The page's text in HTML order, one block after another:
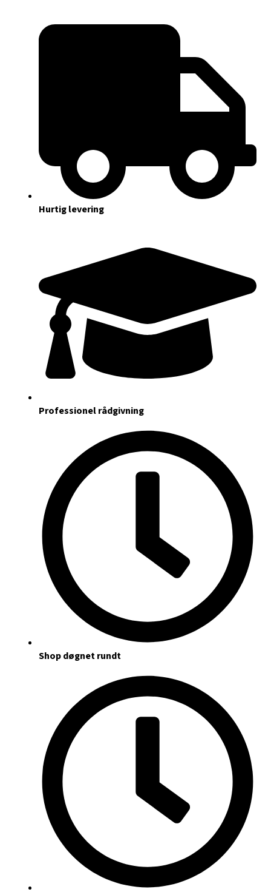
Hurtig levering
Professionel rådgivning
Shop døgnet rundt